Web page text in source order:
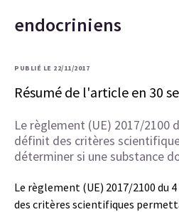
endocriniens
PUBLIÉ LE 22/11/2017
Résumé de l'article en 30
Le règlement (UE) 2017/2100
définit des critères
déterminer si une substance
Le règlement (UE) 2017/2100 du
des critères scientifiques